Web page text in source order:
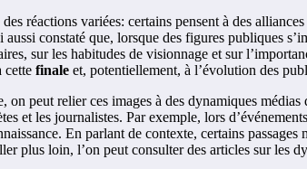
réactions variées: certains pensent à des
constaté que, lorsque des figures publiques
sur les habitudes de visionnage et sur
cette finale et, potentiellement, à l’évolution des
peut relier ces images à des dynamiques
et les journalistes. Par exemple, lors
En parlant de contexte, certains
plus loin, l’on peut consulter des articles sur les